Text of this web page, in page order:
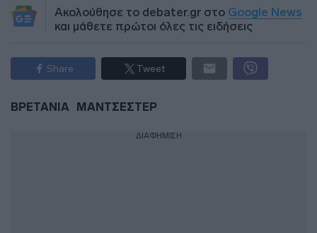
Ακολούθησε το debater.gr στο Google News
και μάθετε πρώτοι όλες τις ειδήσεις
Share Tweet
ΒΡΕΤΑΝΙΑ ΜΑΝΤΣΕΣΤΕΡ
ΔΙΑΦΗΜΙΣΗ